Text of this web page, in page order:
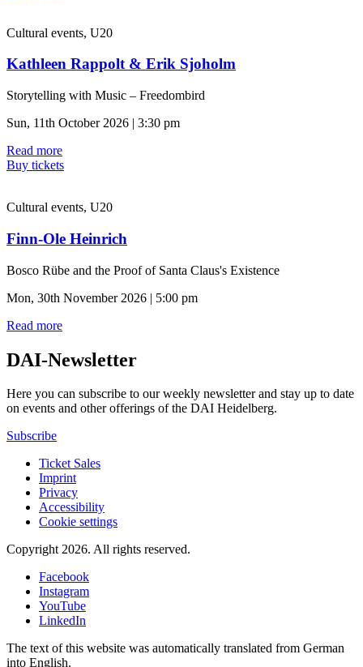
Cultural events, U20
Kathleen Rappolt & Erik Sjoholm
Storytelling with Music – Freedombird
Sun, 11th October 2026 | 3:30 pm
Read more
Buy tickets
Cultural events, U20
Finn-Ole Heinrich
Bosco Rübe and the Proof of Santa Claus's Existence
Mon, 30th November 2026 | 5:00 pm
Read more
DAI-Newsletter
Here you can subscribe to our weekly newsletter and stay up to date
on events and other offerings of the DAI Heidelberg.
Subscribe
Ticket Sales
Imprint
Privacy
Accessibility
Cookie settings
Copyright 2026. All rights reserved.
Facebook
Instagram
YouTube
LinkedIn
The text of this website was automatically translated from German
into English.